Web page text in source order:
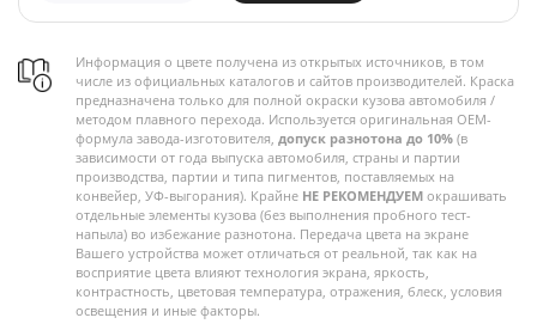
Информация о цвете получена из открытых источников, в том
числе из официальных каталогов и сайтов производителей. Краска
предназначена только для полной окраски кузова автомобиля /
методом плавного перехода. Используется оригинальная OEM-
формула завода-изготовителя, допуск разнотона до 10% (в
зависимости от года выпуска автомобиля, страны и партии
производства, партии и типа пигментов, поставляемых на
конвейер, УФ-выгорания). Крайне НЕ РЕКОМЕНДУЕМ окрашивать
отдельные элементы кузова (без выполнения пробного тест-
напыла) во избежание разнотона. Передача цвета на экране
Вашего устройства может отличаться от реальной, так как на
восприятие цвета влияют технология экрана, яркость,
контрастность, цветовая температура, отражения, блеск, условия
освещения и иные факторы.